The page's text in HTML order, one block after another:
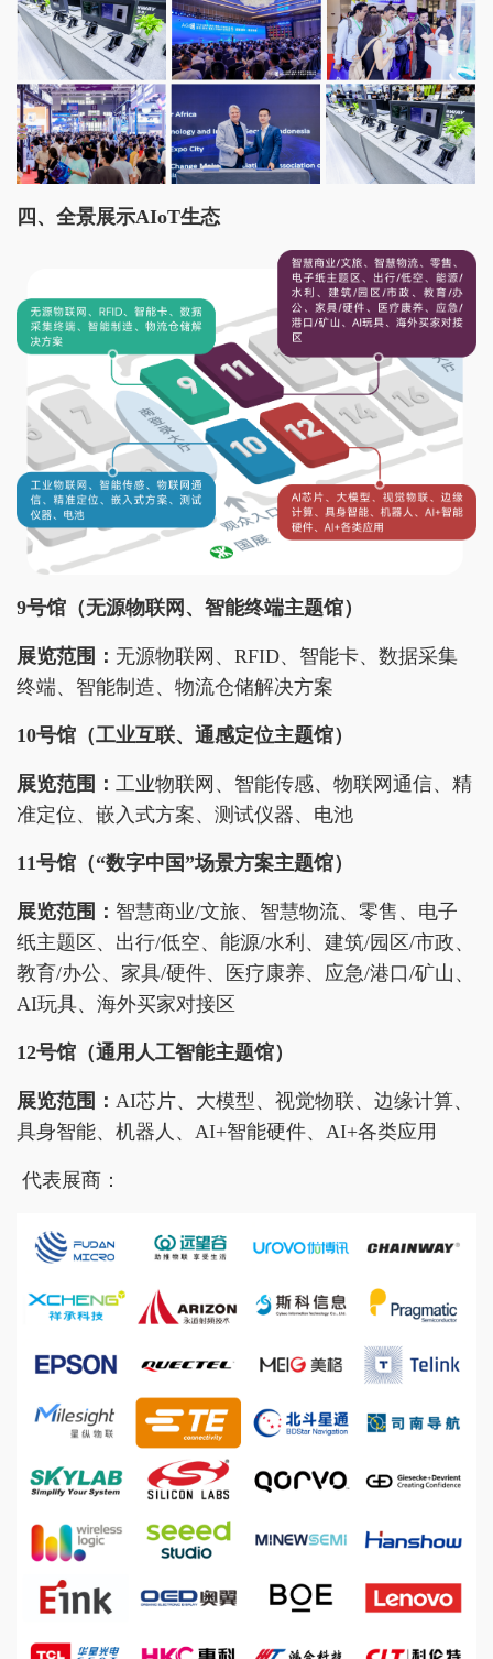
四、 全景展示AIoT生态
9号馆（无源物联网、智能终端主题馆）
展览范围： 无源物联网、RFID、智能卡、数据采集
终端、智能制造、物流仓储解决方案
10号馆（工业互联、通感定位主题馆）
展览范围： 工业物联网、智能传感、物联网通信、精
准定位、嵌入式方案、测试仪器、电池
11号馆（“数字中国”场景方案主题馆）
展览范围： 智慧商业/文旅、智慧物流、零售、电子
纸主题区、出行/低空、能源/水利、建筑/园区/市政、
教育/办公、家具/硬件、医疗康养、应急/港口/矿山、
AI玩具、海外买家对接区
12号馆（通用人工智能主题馆）
展览范围： AI芯片、大模型、视觉物联、边缘计算、
具身智能、机器人、AI+智能硬件、AI+各类应用
代表展商：